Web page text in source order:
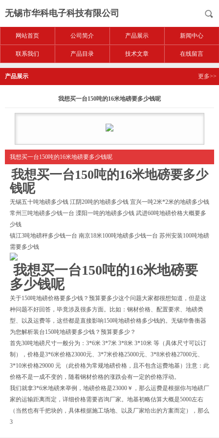
无锡市华科电子科技有限公司
网站首页 公司简介 产品展示 新闻中心
联系我们 产品目录 技术文章 在线留言
产品展示 更多>>
我想买一台150吨的16米地磅要多少钱呢
我想买一台150吨的16米地磅要多少钱呢
我想买一台150吨的16米地磅要多少
钱呢
无锡五十吨地磅多少钱 江阴20吨的地磅多少钱 宜兴一吨2米*2米的地磅多少钱
常州三吨地磅多少钱一台 溧阳一吨的地磅多少钱 武进60吨地磅价格大概要多
少钱
镇江3吨地磅秤多少钱一台 南京18米100吨地磅多少钱一台 苏州安装100吨地磅
需要多少钱
我想买一台150吨的16米地磅要
多少钱呢
关于150吨地磅价格要多少钱？预算要多少这个问题大家都很想知道，但是这
种问题不好回答，毕竟涉及很多方面。比如：钢材价格、配置要求、地磅类
型、以及运费等，这些都是直接影响150吨地磅价格多少钱的。无锡华鲁衡器
为您解析装台150吨地磅要多少钱？预算要多少？
首先30吨地磅尺寸一般分为：3*6米 3*7米 3*8米 3*10米 等（具体尺寸可以订
制），价格是3*6米价格23000元、3*7米价格25000元、3*8米价格27000元、
3*10米价格29000 元 （此价格为常规地磅价格，且不包含运费地基）注意：此
价格不是一成不变的，随着钢材价格的涨跌会有一定的价格浮动。
我们就拿3*6米地磅来举例，地磅价格是23000￥，那么运费是根据你与地磅厂
家的运输距离而定，详细价格需要咨询厂家。地基初略估算大概是5000左右
（当然也有千把块的，具体根据施工场地、以及厂家给出的方案而定），那么
3